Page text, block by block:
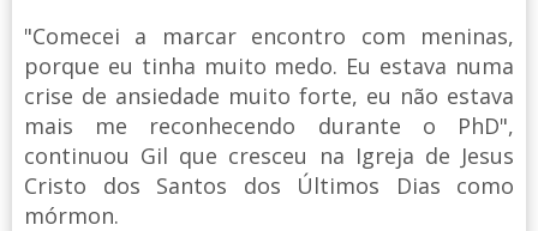
"Comecei a marcar encontro com meninas,
porque eu tinha muito medo. Eu estava numa
crise de ansiedade muito forte, eu não estava
mais me reconhecendo durante o PhD",
continuou Gil que cresceu na Igreja de Jesus
Cristo dos Santos dos Últimos Dias como
mórmon.